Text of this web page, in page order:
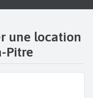
une location
Pitre